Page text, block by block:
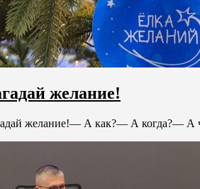
желание!
желание!— А как?— А когда?— А